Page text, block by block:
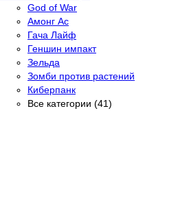
God of War
Амонг Ас
Гача Лайф
Геншин импакт
Зельда
Зомби против растений
Киберпанк
Все категории (41)